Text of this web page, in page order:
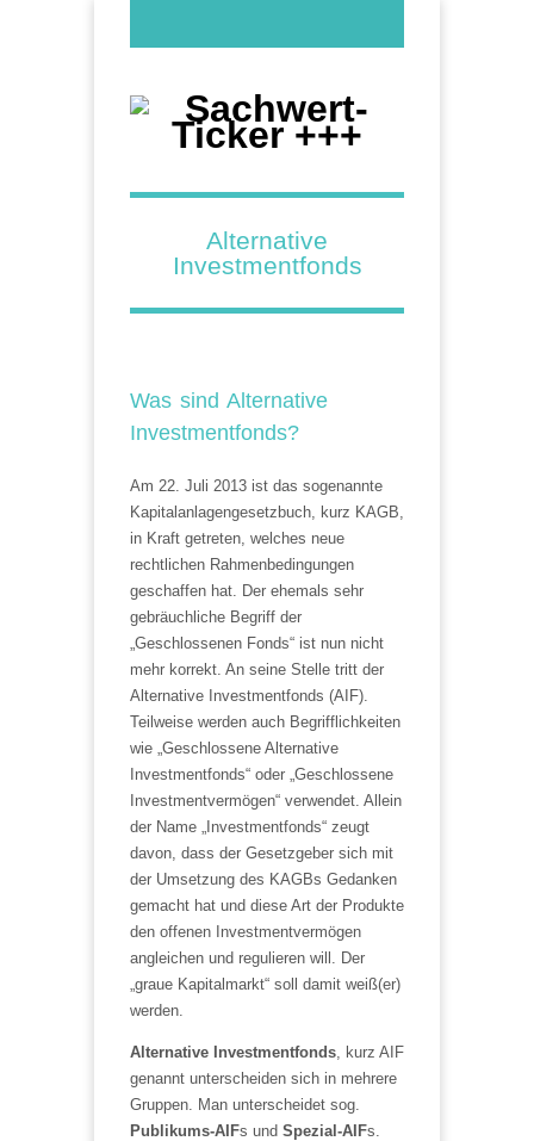
Alternative
Investmentfonds
Was sind Alternative
Investmentfonds?
Am 22. Juli 2013 ist das sogenannte
Kapitalanlagengesetzbuch, kurz KAGB,
in Kraft getreten, welches neue
rechtlichen Rahmenbedingungen
geschaffen hat. Der ehemals sehr
gebräuchliche Begriff der
„Geschlossenen Fonds“ ist nun nicht
mehr korrekt. An seine Stelle tritt der
Alternative Investmentfonds (AIF).
Teilweise werden auch Begrifflichkeiten
wie „Geschlossene Alternative
Investmentfonds“ oder „Geschlossene
Investmentvermögen“ verwendet. Allein
der Name „Investmentfonds“ zeugt
davon, dass der Gesetzgeber sich mit
der Umsetzung des KAGBs Gedanken
gemacht hat und diese Art der Produkte
den offenen Investmentvermögen
angleichen und regulieren will. Der
„graue Kapitalmarkt“ soll damit weiß(er)
werden.
Alternative Investmentfonds, kurz AIF
genannt unterscheiden sich in mehrere
Gruppen. Man unterscheidet sog.
Publikums-AIFs und Spezial-AIFs.